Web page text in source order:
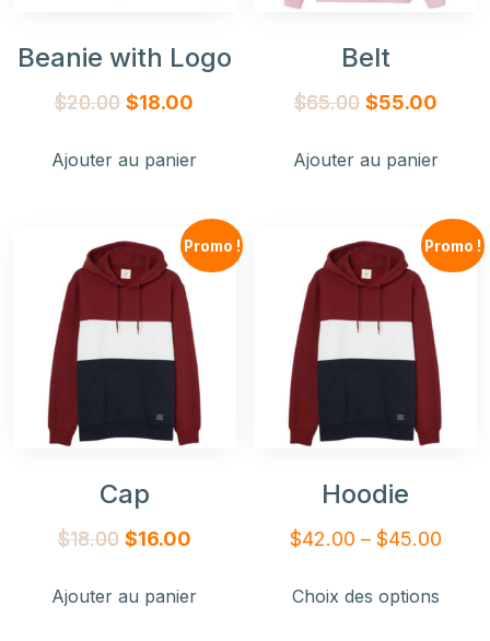
Beanie with Logo
$20.00 $18.00
Ajouter au panier
Belt
$65.00 $55.00
Ajouter au panier
Promo !
Cap
$18.00 $16.00
Ajouter au panier
Promo !
Hoodie
$42.00 – $45.00
Choix des options